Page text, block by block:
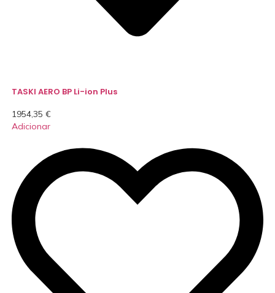
TASKI AERO BP Li-ion Plus
1954,35 €
Adicionar